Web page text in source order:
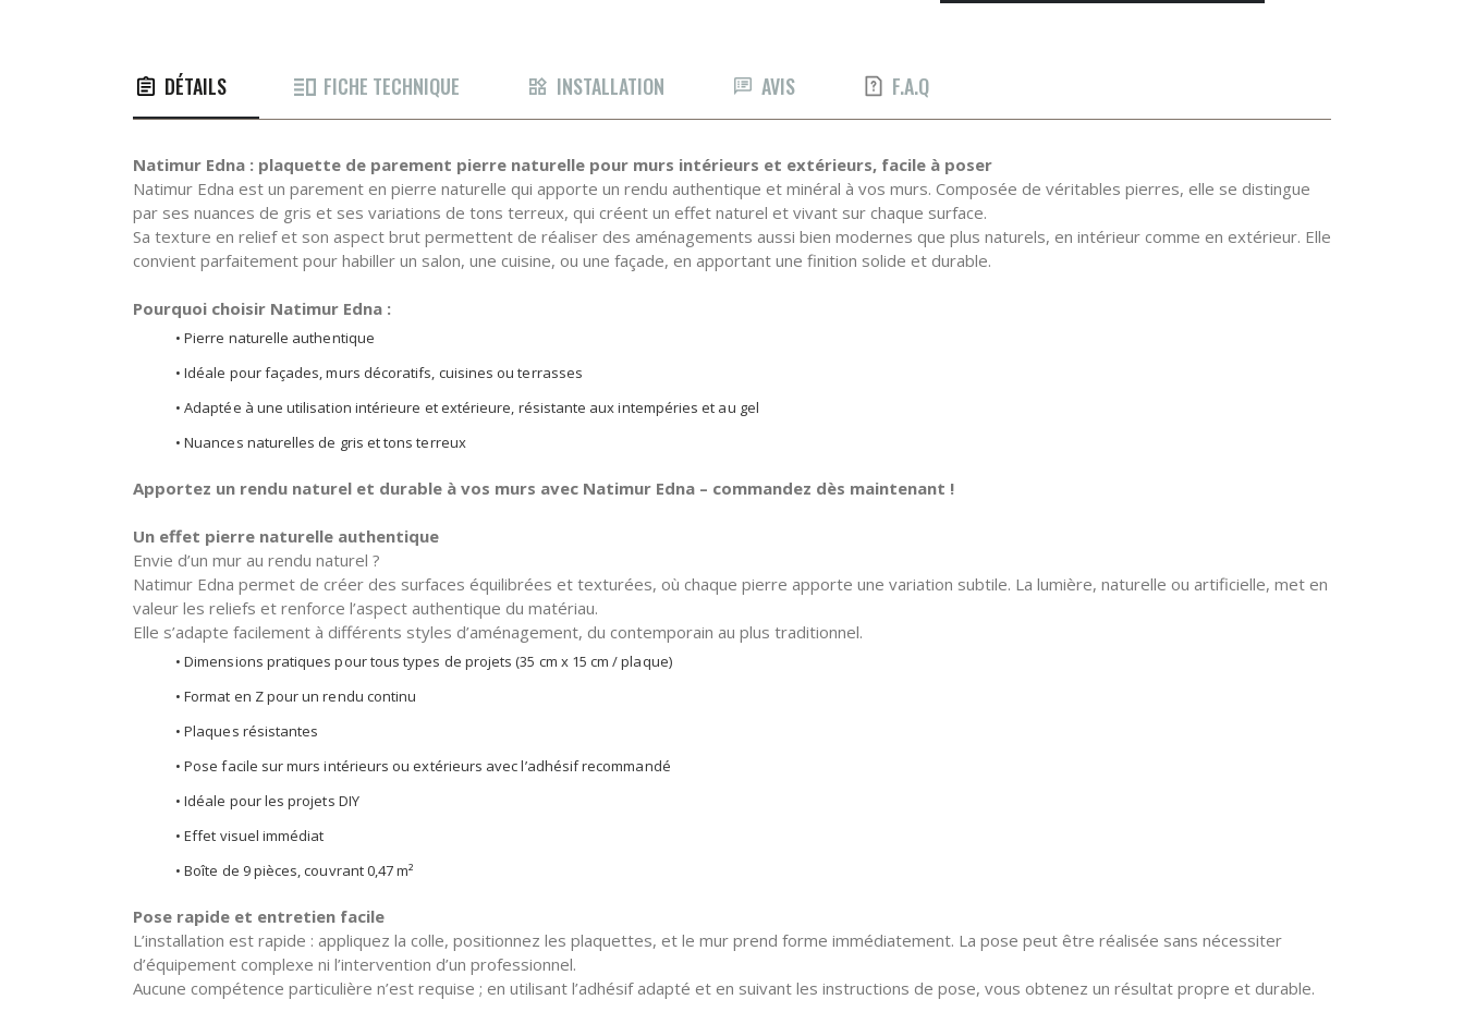
DÉTAILS
Natimur Edna : plaquette de parement pierre naturelle pour murs intérieurs et extérieurs, facile à poser
Natimur Edna est un parement en pierre naturelle qui apporte un rendu authentique et minéral à vos murs. Composée de véritables pierres, elle se distingue
par ses nuances de gris et ses variations de tons terreux, qui créent un effet naturel et vivant sur chaque surface.
Sa texture en relief et son aspect brut permettent de réaliser des aménagements aussi bien modernes que plus naturels, en intérieur comme en extérieur. Elle
convient parfaitement pour habiller un salon, une cuisine, ou une façade, en apportant une finition solide et durable.
Pourquoi choisir Natimur Edna :
• Pierre naturelle authentique
• Idéale pour façades, murs décoratifs, cuisines ou terrasses
• Adaptée à une utilisation intérieure et extérieure, résistante aux intempéries et au gel
• Nuances naturelles de gris et tons terreux
Apportez un rendu naturel et durable à vos murs avec Natimur Edna – commandez dès maintenant !
Un effet pierre naturelle authentique
Envie d’un mur au rendu naturel ?
Natimur Edna permet de créer des surfaces équilibrées et texturées, où chaque pierre apporte une variation subtile. La lumière, naturelle ou artificielle, met en
valeur les reliefs et renforce l’aspect authentique du matériau.
Elle s’adapte facilement à différents styles d’aménagement, du contemporain au plus traditionnel.
• Dimensions pratiques pour tous types de projets (35 cm x 15 cm / plaque)
• Format en Z pour un rendu continu
• Plaques résistantes
• Pose facile sur murs intérieurs ou extérieurs avec l’adhésif recommandé
• Idéale pour les projets DIY
• Effet visuel immédiat
• Boîte de 9 pièces, couvrant 0,47 m²
Pose rapide et entretien facile
L’installation est rapide : appliquez la colle, positionnez les plaquettes, et le mur prend forme immédiatement. La pose peut être réalisée sans nécessiter
d’équipement complexe ni l’intervention d’un professionnel.
Aucune compétence particulière n’est requise ; en utilisant l’adhésif adapté et en suivant les instructions de pose, vous obtenez un résultat propre et durable.
FICHE TECHNIQUE INSTALLATION AVIS F.A.Q